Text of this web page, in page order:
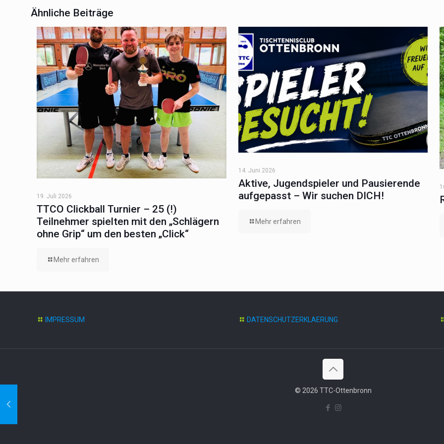
Ähnliche Beiträge
19. Juli 2026
TTCO Clickball Turnier – 25 (!)
Teilnehmer spielten mit den „Schlägern
ohne Grip“ um den besten „Click“
Mehr erfahren
14. Juni 2026
Aktive, Jugendspieler und Pausierende
aufgepasst – Wir suchen DICH!
Mehr erfahren
IMPRESSUM DATENSCHUTZERKLAERUNG
© 2026 TTC-Ottenbronn